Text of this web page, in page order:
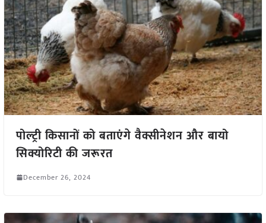
पोल्ट्री किसानों को बताएंगे वैक्सीनेशन और बायो
सिक्योरिटी की जरूरत
December 26, 2024